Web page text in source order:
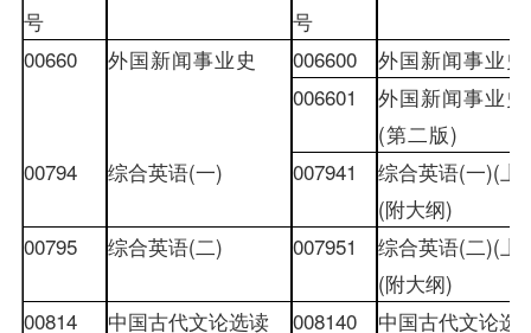
号
号
00660 外国新闻事业史 006600
外国新闻事业
006601
外国新闻事业
(第二版)
00794
综合英语(一) 007941 综合英语(一)(
(附大纲)
00795
综合英语(二) 007951 综合英语(二)(
(附大纲)
00814
中国古代文论选读 008140
中国古代文论选